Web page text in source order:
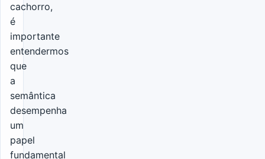
cachorro,
é
importante
entendermos
que
a
semântica
desempenha
um
papel
fundamental